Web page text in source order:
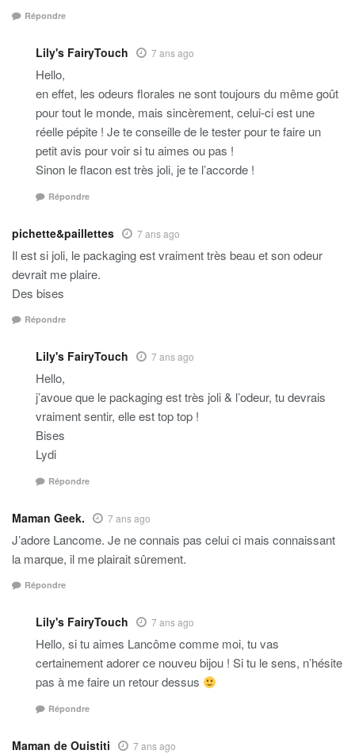
Répondre
Lily's FairyTouch 7 ans ago
Hello,
en effet, les odeurs florales ne sont toujours du même goût
pour tout le monde, mais sincèrement, celui-ci est une
réelle pépite ! Je te conseille de le tester pour te faire un
petit avis pour voir si tu aimes ou pas !
Sinon le flacon est très joli, je te l’accorde !
Répondre
pichette&paillettes 7 ans ago
Il est si joli, le packaging est vraiment très beau et son odeur
devrait me plaire.
Des bises
Répondre
Lily's FairyTouch 7 ans ago
Hello,
j’avoue que le packaging est très joli & l’odeur, tu devrais
vraiment sentir, elle est top top !
Bises
Lydi
Répondre
Maman Geek. 7 ans ago
J’adore Lancome. Je ne connais pas celui ci mais connaissant
la marque, il me plairait sûrement.
Répondre
Lily's FairyTouch 7 ans ago
Hello, si tu aimes Lancôme comme moi, tu vas
certainement adorer ce nouveu bijou ! Si tu le sens, n’hésite
pas à me faire un retour dessus
Répondre
Maman de Ouistiti 7 ans ago